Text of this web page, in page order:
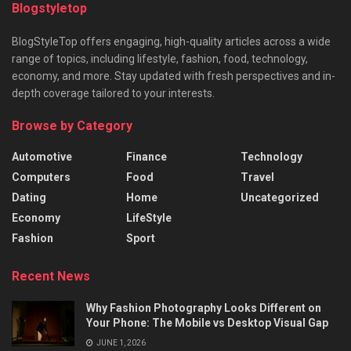
Blogstyletop
BlogStyleTop offers engaging, high-quality articles across a wide
range of topics, including lifestyle, fashion, food, technology,
economy, and more. Stay updated with fresh perspectives and in-
depth coverage tailored to your interests.
Browse by Category
Automotive
Computers
Dating
Economy
Fashion
Finance
Food
Home
LifeStyle
Sport
Technology
Travel
Uncategorized
Recent News
Why Fashion Photography Looks Different on
Your Phone: The Mobile vs Desktop Visual Gap
JUNE 1, 2026